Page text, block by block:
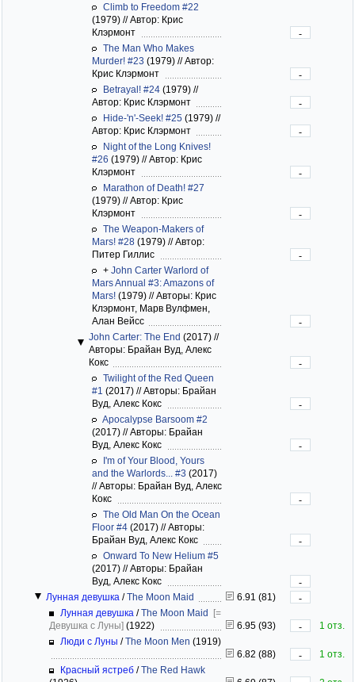
Climb to Freedom #22
(1979) //Автор: Крис
Клэрмонт
-
The Man Who Makes
Murder! #23 (1979) //Автор:
Крис Клэрмонт
-
Betrayal! #24 (1979) //
Автор: Крис Клэрмонт
-
Hide-'n'-Seek! #25 (1979) //
Автор: Крис Клэрмонт
-
Night of the Long Knives!
#26 (1979) //Автор: Крис
Клэрмонт
-
Marathon of Death! #27
(1979) //Автор: Крис
Клэрмонт
-
The Weapon-Makers of
Mars! #28 (1979) //Автор:
Питер Гиллис
-
+ John Carter Warlord of
Mars Annual #3: Amazons of
Mars! (1979) //Авторы: Крис
Клэрмонт, Марв Вулфмен,
Алан Вейсс
-
John Carter: The End (2017) //
Авторы: Брайан Вуд, Алекс
Кокс
-
Twilight of the Red Queen
#1 (2017) //Авторы: Брайан
Вуд, Алекс Кокс
-
Apocalypse Barsoom #2
(2017) //Авторы: Брайан
Вуд, Алекс Кокс
-
I'm of Your Blood, Yours
and the Warlords... #3 (2017)
//Авторы: Брайан Вуд, Алекс
Кокс
-
The Old Man On the Ocean
Floor #4 (2017) //Авторы:
Брайан Вуд, Алекс Кокс
-
Onward To New Helium #5
(2017) //Авторы: Брайан
Вуд, Алекс Кокс
-
Лунная девушка /The Moon Maid 6.91 (81)
-
Лунная девушка /The Moon Maid [=
Девушка с Луны] (1922) 6.95 (93) -
1 отз.
Люди с Луны /The Moon Men (1919)
6.82 (88)
-
1 отз.
Красный ястреб /The Red Hawk